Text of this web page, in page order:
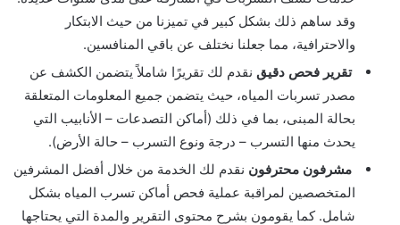
وقد ساهم ذلك بشكل كبير في تميزنا من حيث الابتكار
والاحترافية، مما جعلنا نختلف عن باقي المنافسين.
تقرير فحص دقيق نقدم لك تقريرًا شاملاً يتضمن الكشف عن
مصدر تسربات المياه، حيث يتضمن جميع المعلومات المتعلقة
بحالة المبنى، بما في ذلك (أماكن التصدعات – الأنابيب التي
يحدث منها التسرب – درجة ونوع التسرب – حالة الأرض).
مشرفون محترفون نقدم لك الخدمة من خلال أفضل المشرفين
المتخصصين لمراقبة عملية فحص أماكن تسرب المياه بشكل
شامل. كما يقومون بشرح محتوى التقرير والمدة التي يحتاجها